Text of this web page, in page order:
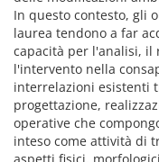
In questo contesto, gli
laurea tendono a far
capacità per l'analisi, il
l'intervento nella
interrelazioni esistenti
progettazione,
operative che
inteso come attività di